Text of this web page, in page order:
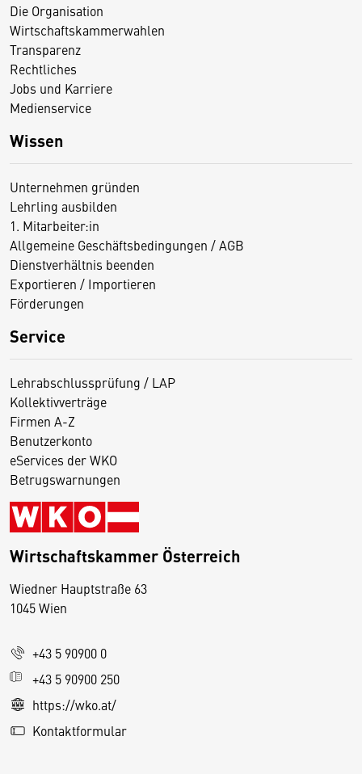
Die Organisation
Wirtschaftskammerwahlen
Transparenz
Rechtliches
Jobs und Karriere
Medienservice
Wissen
Unternehmen gründen
Lehrling ausbilden
1. Mitarbeiter:in
Allgemeine Geschäftsbedingungen / AGB
Dienstverhältnis beenden
Exportieren / Importieren
Förderungen
Service
Lehrabschlussprüfung / LAP
Kollektivverträge
Firmen A-Z
Benutzerkonto
eServices der WKO
Betrugswarnungen
Wirtschaftskammer Österreich
Wiedner Hauptstraße 63
1045 Wien
+43 5 90900 0
+43 5 90900 250
https://wko.at/
Kontaktformular
D
s
e
S
e